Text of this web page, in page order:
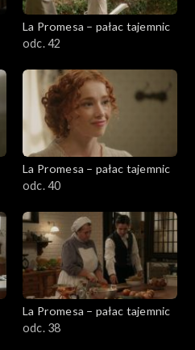
La Promesa – pałac tajemnic
odc. 42
La Promesa – pałac tajemnic
odc. 40
La Promesa – pałac tajemnic
odc. 38